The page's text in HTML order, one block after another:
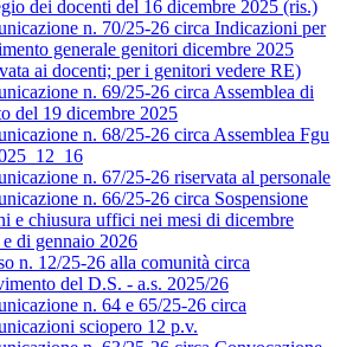
dei docenti del 16 dicembre 2025 (ris.)
n. 70/25-26 circa Indicazioni per
generale genitori dicembre 2025
ai docenti; per i genitori vedere RE)
n. 69/25-26 circa Assemblea di
del 19 dicembre 2025
n. 68/25-26 circa Assemblea Fgu
n. 67/25-26 riservata al personale
n. 66/25-26 circa Sospensione
e chiusura uffici nei mesi di dicembre
e di gennaio 2026
n. 12/25-26 alla comunità circa
del D.S. - a.s. 2025/26
n. 64 e 65/25-26 circa
sciopero 12 p.v.